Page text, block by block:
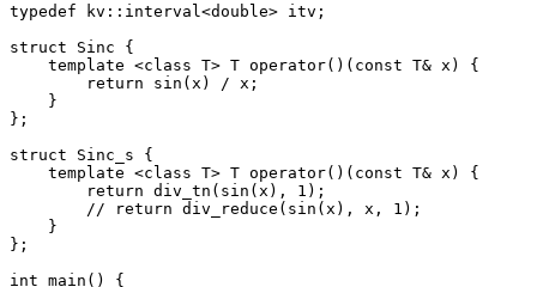
typedef kv::interval<double> itv;
struct Sinc {
    template <class T> T operator()(const T& x) {
        return sin(x) / x;
    }
};
struct Sinc_s {
    template <class T> T operator()(const T& x) {
        return div_tn(sin(x), 1);
        // return div_reduce(sin(x), x, 1);
    }
};
int main() {